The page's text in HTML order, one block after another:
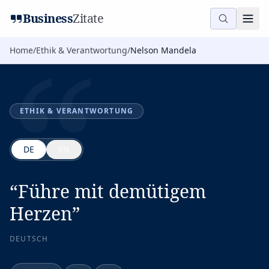
BusinessZitate
Home/Ethik & Verantwortung/Nelson Mandela
“
ETHIK & VERANTWORTUNG
DE
“Führe mit demütigem
Herzen”
DEUTSCH